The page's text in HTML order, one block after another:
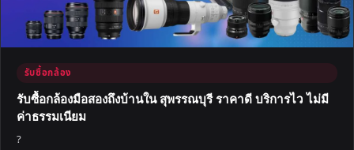
รับซื้อกล้อง
รับซื้อกล้องมือสองถึงบ้านใน สุพรรณบุรี ราคาดี บริการไว ไม่มี
ค่าธรรมเนียม
?